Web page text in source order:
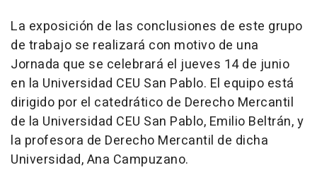
La exposición de las conclusiones de este grupo
de trabajo se realizará con motivo de una
Jornada que se celebrará el jueves 14 de junio
en la Universidad CEU San Pablo. El equipo está
dirigido por el catedrático de Derecho Mercantil
de la Universidad CEU San Pablo, Emilio Beltrán, y
la profesora de Derecho Mercantil de dicha
Universidad, Ana Campuzano.